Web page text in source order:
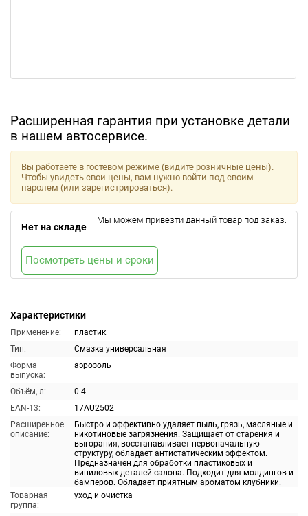
Расширенная гарантия при установке детали
в нашем автосервисе.
Характеристики
Применение:
пластик
Тип:
Смазка универсальная
Форма
выпуска:
аэрозоль
Объём, л:
0.4
EAN-13:
17AU2502
Расширенное
описание:
Быстро и эффективно удаляет пыль, грязь, масляные и
никотиновые загрязнения. Защищает от старения и
выгорания, восстанавливает первоначальную
структуру, обладает антистатическим эффектом.
Предназначен для обработки пластиковых и
виниловых деталей салона. Подходит для молдингов и
бамперов. Обладает приятным ароматом клубники.
Товарная
группа:
уход и очистка
Вы работаете в гостевом режиме (видите розничные цены).
Чтобы увидеть свои цены, вам нужно войти под своим
паролем (или зарегистрироваться).
Нет на складе
Мы можем привезти данный товар под заказ.
Посмотреть цены и сроки